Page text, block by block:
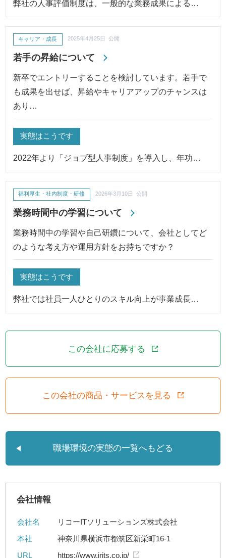
弊社の人事評価制度は、一般的な業務成果による…
若手の昇給について
キャリア・成長 2025年4月25日 公開
新卒でエントリーすることを検討しています。若手で
も成果を出せば、昇給やキャリアアップのチャンスは
あり…
実態はこうです
2022年より「ジョブ型人事制度」を導入し、年功…
業務時間中の学習について
福利厚生・社内制度・研修 2026年3月10日 公開
業務時間中の学習や自己研鑽について、会社としてど
のような考え方や運用方針をお持ちですか？
実態はこうです
弊社では社員一人ひとりのスキル向上が事業成長…
この会社に応募する
この会社の商品・サービスを見る
職場環境の実態の一覧へもどる
会社情報
会社名
リコーITソリューションズ株式会社
本社
神奈川県横浜市都筑区新栄町16-1
URL
https://www.jrits.co.jp/